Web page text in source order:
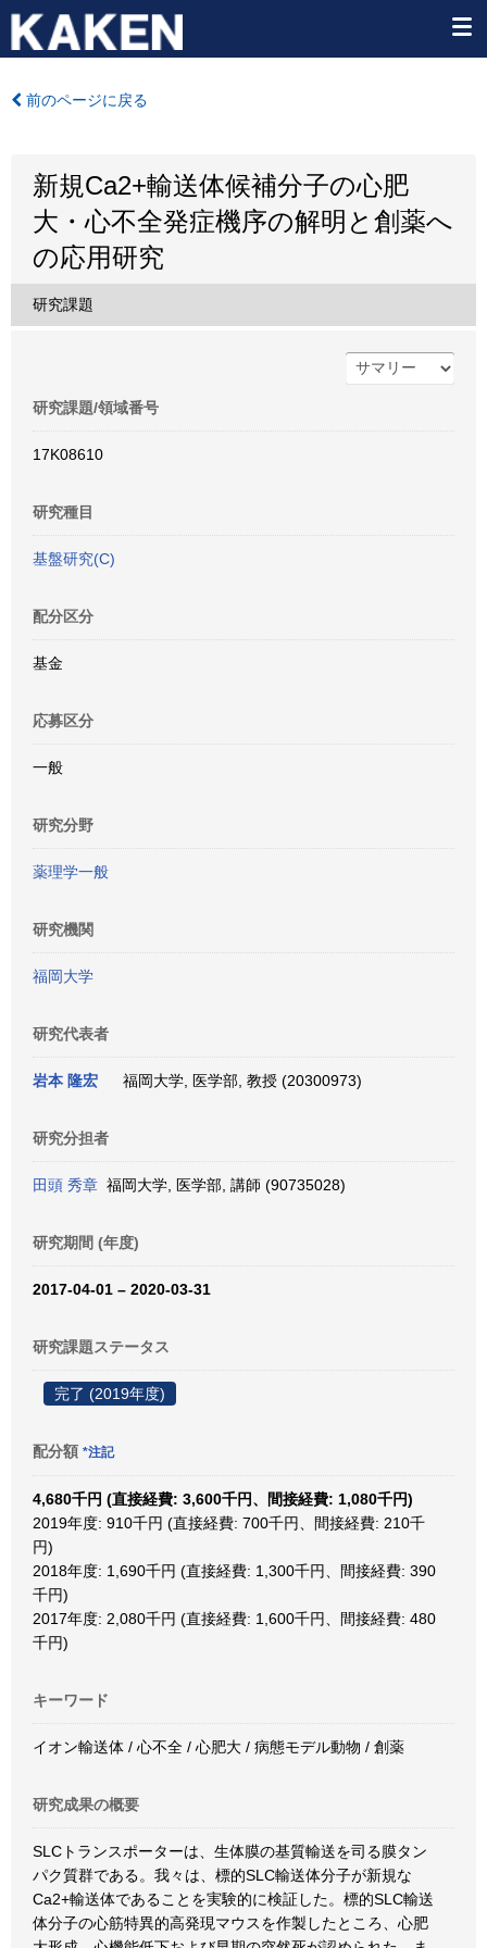
前のページに戻る
新規Ca2+輸送体候補分子の心肥
大・心不全発症機序の解明と創薬へ
の応用研究
研究課題
研究課題/領域番号
17K08610
研究種目
基盤研究(C)
配分区分
基金
応募区分
一般
研究分野
薬理学一般
研究機関
福岡大学
研究代表者
岩本 隆宏 福岡大学, 医学部, 教授 (20300973)
研究分担者
田頭 秀章 福岡大学, 医学部, 講師 (90735028)
研究期間 (年度)
2017-04-01 – 2020-03-31
研究課題ステータス
完了 (2019年度)
配分額 *注記
4,680千円 (直接経費: 3,600千円、間接経費: 1,080千円)
2019年度: 910千円 (直接経費: 700千円、間接経費: 210千
円)
2018年度: 1,690千円 (直接経費: 1,300千円、間接経費: 390
千円)
2017年度: 2,080千円 (直接経費: 1,600千円、間接経費: 480
千円)
キーワード
イオン輸送体 / 心不全 / 心肥大 / 病態モデル動物 / 創薬
研究成果の概要
SLCトランスポーターは、生体膜の基質輸送を司る膜タン
パク質群である。我々は、標的SLC輸送体分子が新規な
Ca2+輸送体であることを実験的に検証した。標的SLC輸送
体分子の心筋特異的高発現マウスを作製したところ、心肥